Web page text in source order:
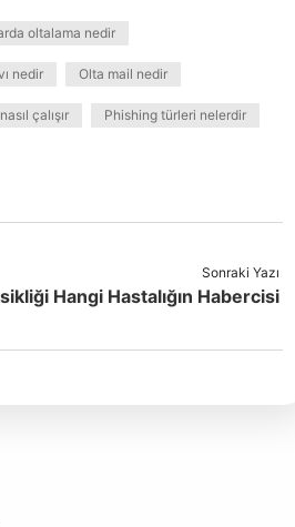
oltalama nedir
nedir Olta mail nedir
çalışır Phishing türleri nelerdir
Sonraki Yazı
Hangi Hastalığın Habercisi